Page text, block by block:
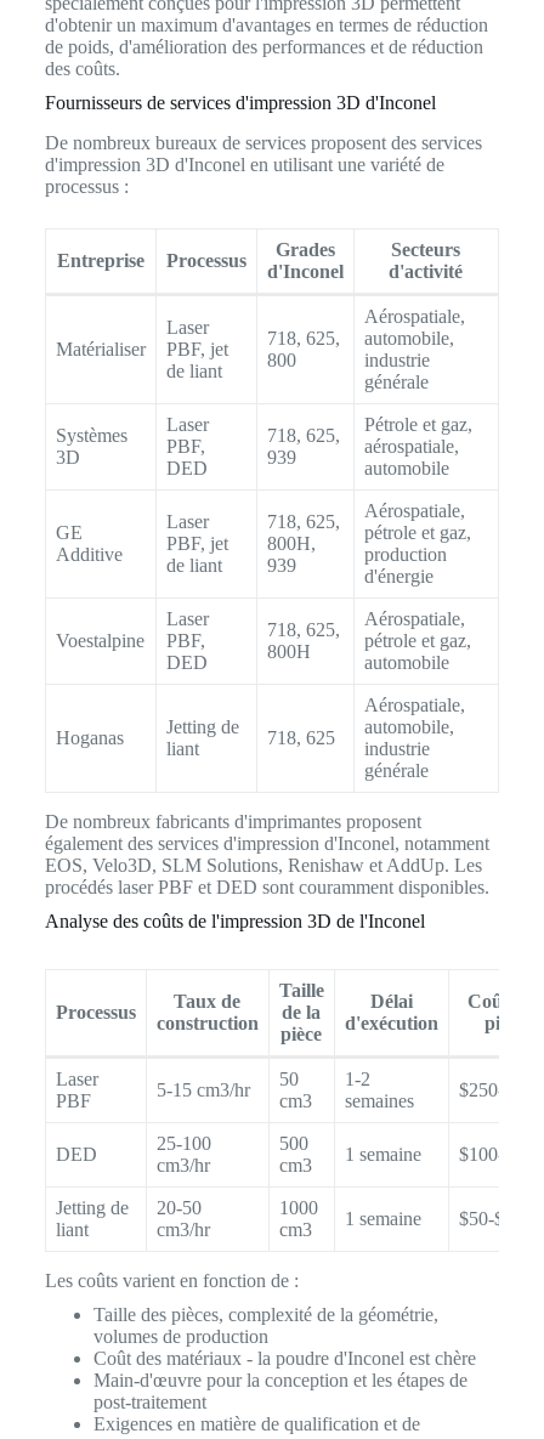
d'obtenir un maximum d'avantages en termes de réduction
de poids, d'amélioration des performances et de réduction
des coûts.
Fournisseurs de services d'impression 3D d'Inconel
De nombreux bureaux de services proposent des services
d'impression 3D d'Inconel en utilisant une variété de
processus :
Entreprise Processus
Grades
d'Inconel
Secteurs
d'activité
Matérialiser
Laser
PBF, jet
de liant
718, 625,
800
Aérospatiale,
automobile,
industrie
générale
Systèmes
3D
Laser
PBF,
DED
718, 625,
939
Pétrole et gaz,
aérospatiale,
automobile
GE
Additive
Laser
PBF, jet
de liant
718, 625,
800H,
939
Aérospatiale,
pétrole et gaz,
production
d'énergie
Voestalpine
Laser
PBF,
DED
718, 625,
800H
Aérospatiale,
pétrole et gaz,
automobile
Hoganas
Jetting de
liant
718, 625
Aérospatiale,
automobile,
industrie
générale
De nombreux fabricants d'imprimantes proposent
également des services d'impression d'Inconel, notamment
EOS, Velo3D, SLM Solutions, Renishaw et AddUp. Les
procédés laser PBF et DED sont couramment disponibles.
Analyse des coûts de l'impression 3D de l'Inconel
Processus
Taux de
construction
Taille
de la
pièce
Délai
d'exécution
Coût par
pièce
Laser
PBF
5-15 cm3/hr
50
cm3
1-2
semaines
$250-
DED
25-100
cm3/hr
500
cm3
1 semaine $100-$500
Jetting de
liant
20-50
cm3/hr
1000
cm3
1 semaine $50-$200
Les coûts varient en fonction de :
Taille des pièces, complexité de la géométrie,
volumes de production
Coût des matériaux - la poudre d'Inconel est chère
Main-d'œuvre pour la conception et les étapes de
post-traitement
Exigences en matière de qualification et de